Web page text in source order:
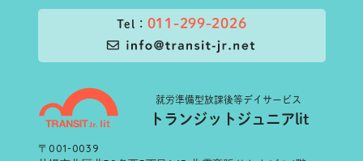
Tel： 011-299-2026
就労準備型放課後等デイサービス
トランジットジュニアlit
〒001-0039